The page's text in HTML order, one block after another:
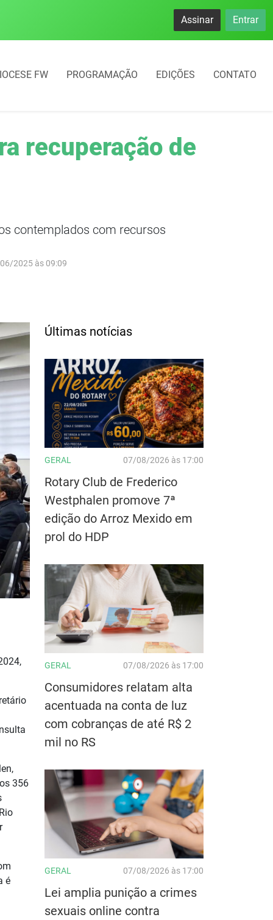
rotativo começará em 10 dias em Frederico
Assinar Entrar
FW PROGRAMAÇÃO EDIÇÕES CONTATO
recuperação de
contemplados com recursos
2025 às 09:09
356
é
Últimas notícias
GERAL 07/08/2026 às 17:00
Rotary Club de Frederico
Westphalen promove 7ª
edição do Arroz Mexido em
prol do HDP
GERAL 07/08/2026 às 17:00
Consumidores relatam alta
acentuada na conta de luz
com cobranças de até R$ 2
mil no RS
GERAL 07/08/2026 às 17:00
Lei amplia punição a crimes
sexuais online contra